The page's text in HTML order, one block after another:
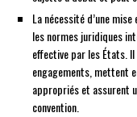
La nécessité d’une
les normes juridiques
effective par les États.
engagements, mettent
appropriés et assurent
convention.